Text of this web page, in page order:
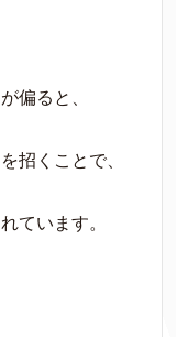
偏ると、
招くことで、
ています。